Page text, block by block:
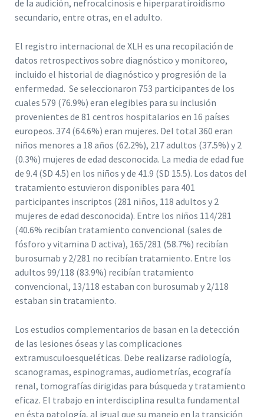
de la audición, nefrocalcinosis e hiperparatiroidismo
secundario, entre otras, en el adulto.
El registro internacional de XLH es una recopilación de
datos retrospectivos sobre diagnóstico y monitoreo,
incluido el historial de diagnóstico y progresión de la
enfermedad. Se seleccionaron 753 participantes de los
cuales 579 (76.9%) eran elegibles para su inclusión
provenientes de 81 centros hospitalarios en 16 países
europeos. 374 (64.6%) eran mujeres. Del total 360 eran
niños menores a 18 años (62.2%), 217 adultos (37.5%) y 2
(0.3%) mujeres de edad desconocida. La media de edad fue
de 9.4 (SD 4.5) en los niños y de 41.9 (SD 15.5). Los datos del
tratamiento estuvieron disponibles para 401
participantes inscriptos (281 niños, 118 adultos y 2
mujeres de edad desconocida). Entre los niños 114/281
(40.6% recibían tratamiento convencional (sales de
fósforo y vitamina D activa), 165/281 (58.7%) recibían
burosumab y 2/281 no recibían tratamiento. Entre los
adultos 99/118 (83.9%) recibían tratamiento
convencional, 13/118 estaban con burosumab y 2/118
estaban sin tratamiento.
Los estudios complementarios de basan en la detección
de las lesiones óseas y las complicaciones
extramusculoesqueléticas. Debe realizarse radiología,
scanogramas, espinogramas, audiometrías, ecografía
renal, tomografías dirigidas para búsqueda y tratamiento
eficaz. El trabajo en interdisciplina resulta fundamental
en ésta patología, al igual que su manejo en la transición